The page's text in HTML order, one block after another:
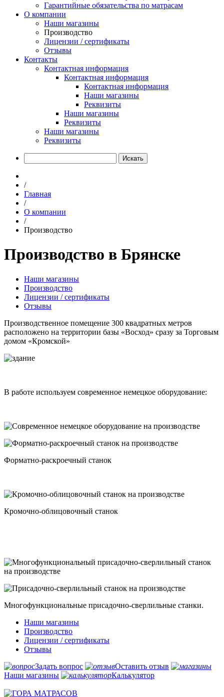
Гарантийные обязательства по матрасам
О компании
Наши магазины
Производство
Лицензии / сертификаты
Отзывы
Контакты
Контактная информация
Контактная информация
Контактная информация
Наши магазины
Реквизиты
Наши магазины
Реквизиты
Наши магазины
Реквизиты
Искать
/
Главная
/
О компании
/
Производство
Производство в Брянске
Наши магазины
Производство
Лицензии / сертификаты
Отзывы
Производственное помещение 300 квадратных метров
расположено на территории базы «Восход» сразу за Торговым
домом «Кромской»
В работе используем современное немецкое оборудование:
Форматно-раскроечный станок
Кромочно-облицовочный станок
Многофункциональные присадочно-сверлильные станки.
Наши магазины
Производство
Лицензии / сертификаты
Отзывы
Задать вопрос
Оставить отзыв
Наши магазины
Калькулятор